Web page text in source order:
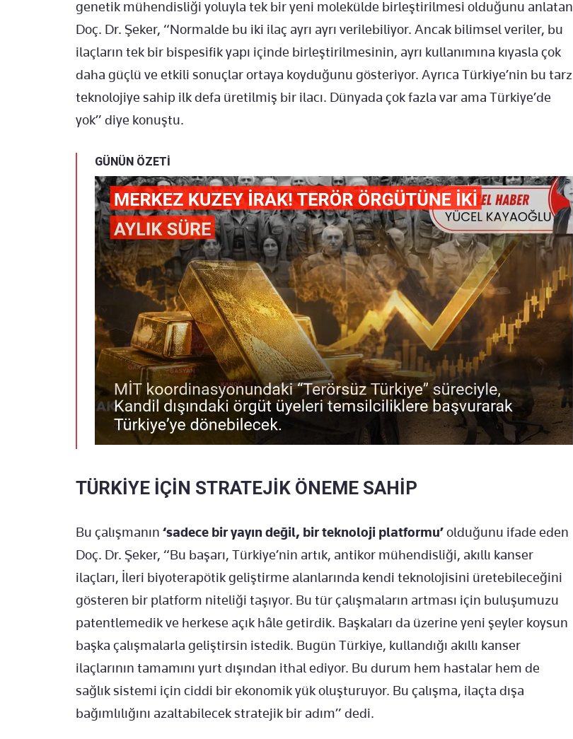
genetik mühendisliği yoluyla tek bir yeni molekülde birleştirilmesi olduğunu anlatan
Doç. Dr. Şeker, “Normalde bu iki ilaç ayrı ayrı verilebiliyor. Ancak bilimsel veriler, bu
ilaçların tek bir bispesifik yapı içinde birleştirilmesinin, ayrı kullanımına kıyasla çok
daha güçlü ve etkili sonuçlar ortaya koyduğunu gösteriyor. Ayrıca Türkiye’nin bu tarz
teknolojiye sahip ilk defa üretilmiş bir ilacı. Dünyada çok fazla var ama Türkiye’de
yok” diye konuştu.
GÜNÜN ÖZETİ
TÜRKİYE İÇİN STRATEJİK ÖNEME SAHİP
Bu çalışmanın ‘sadece bir yayın değil, bir teknoloji platformu’olduğunu ifade eden
Doç. Dr. Şeker, “Bu başarı, Türkiye’nin artık, antikor mühendisliği, akıllı kanser
ilaçları, İleri biyoterapötik geliştirme alanlarında kendi teknolojisini üretebileceğini
gösteren bir platform niteliği taşıyor. Bu tür çalışmaların artması için buluşumuzu
patentlemedik ve herkese açık hâle getirdik. Başkaları da üzerine yeni şeyler koysun
başka çalışmalarla geliştirsin istedik. Bugün Türkiye, kullandığı akıllı kanser
ilaçlarının tamamını yurt dışından ithal ediyor. Bu durum hem hastalar hem de
sağlık sistemi için ciddi bir ekonomik yük oluşturuyor. Bu çalışma, ilaçta dışa
bağımlılığını azaltabilecek stratejik bir adım” dedi.